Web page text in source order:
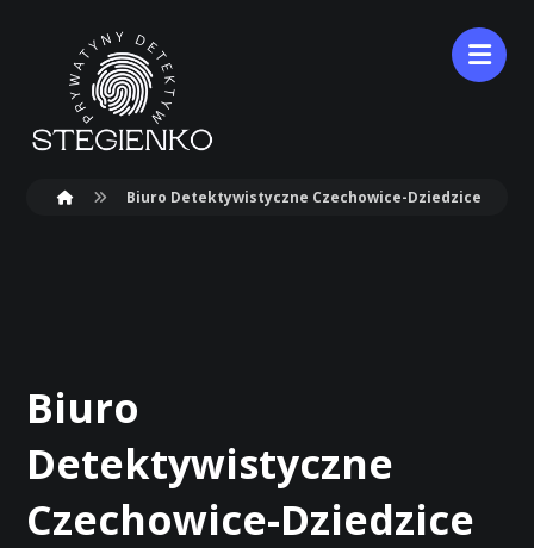
Biuro Detektywistyczne Czechowice-Dziedzice
Biuro
Detektywistyczne
Czechowice-Dziedzice